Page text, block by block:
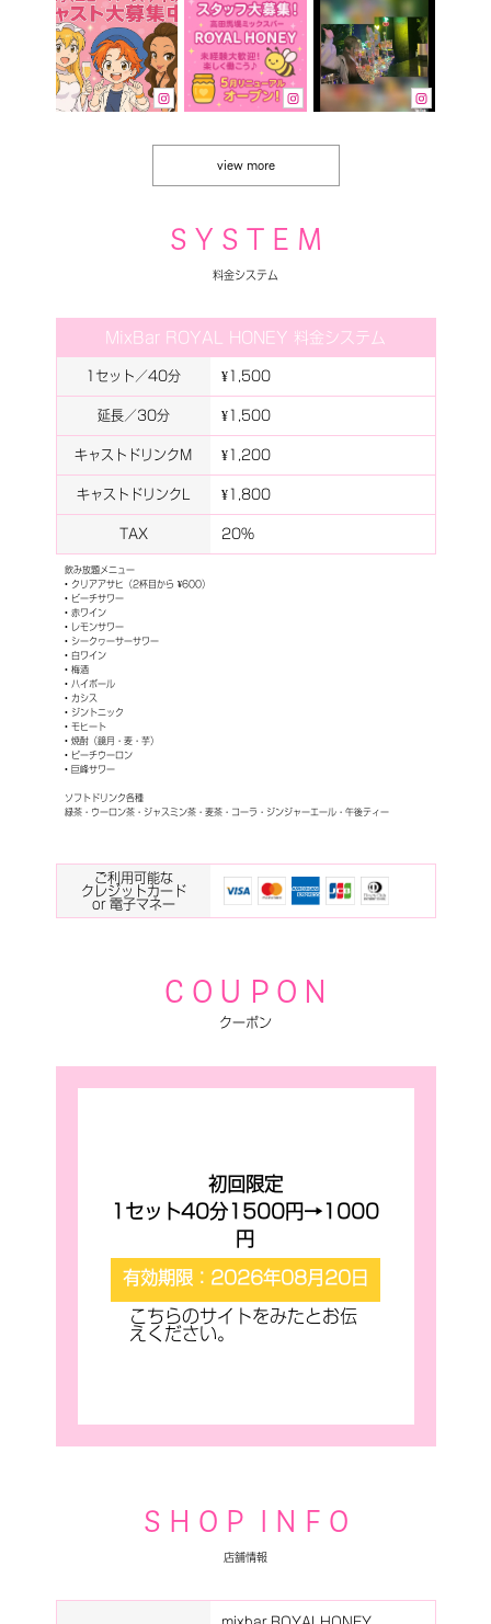
view more
S Y S T E M
料金システム
MixBar ROYAL HONEY 料金システム
1セット／40分 ¥1,500
延長／30分 ¥1,500
キャストドリンクM ¥1,200
キャストドリンクL ¥1,800
TAX 20%
飲み放題メニュー
• クリアアサヒ（2杯目から ¥600）
• ビーチサワー
• 赤ワイン
• レモンサワー
• シークヮーサーサワー
• 白ワイン
• 梅酒
• ハイボール
• カシス
• ジントニック
• モヒート
• 焼酎（鏡月・麦・芋）
• ピーチウーロン
• 巨峰サワー
ソフトドリンク各種
緑茶・ウーロン茶・ジャスミン茶・麦茶・コーラ・ジンジャーエール・午後ティー
ご利用可能な
クレジットカード
or 電子マネー
C O U P O N
クーポン
初回限定
1セット40分1500円→1000
円
有効期限： 2026年08月20日
こちらのサイトをみたとお伝
えください。
S H O P I N F O
店舗情報
mixbar ROYALHONEY